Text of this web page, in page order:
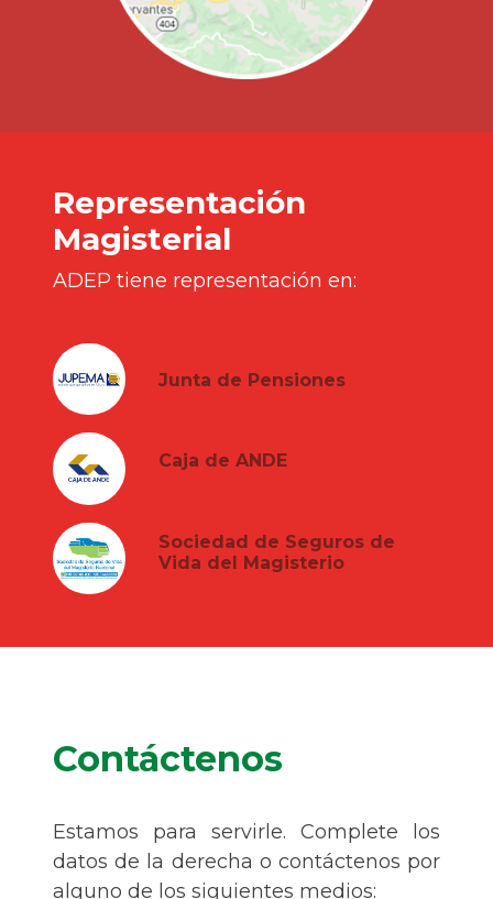
Representación
Magisterial
ADEP tiene representación en:
Junta de Pensiones
Caja de ANDE
Sociedad de Seguros de
Vida del Magisterio
Contáctenos
Estamos para servirle. Complete los
datos de la derecha o contáctenos por
alguno de los siguientes medios: